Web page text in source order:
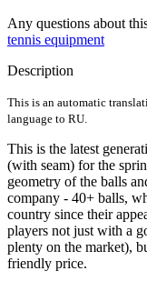
Any questions about
tennis equipment
Description
This is an automatic
language to RU.
This is the latest
(with seam) for the
geometry of the balls
company - 40+ balls,
country since their
players not just with a
plenty on the market),
friendly price.